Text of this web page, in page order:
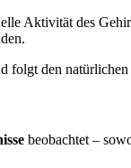
Aktivität des
folgt den
beobachtet –